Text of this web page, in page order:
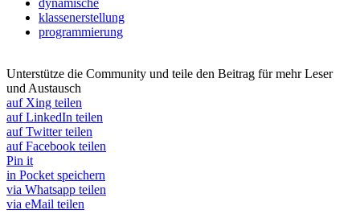
dynamische
klassenerstellung
programmierung
Unterstütze die Community und teile den Beitrag für mehr Leser
und Austausch
auf Xing teilen
auf LinkedIn teilen
auf Twitter teilen
auf Facebook teilen
Pin it
in Pocket speichern
via Whatsapp teilen
via eMail teilen